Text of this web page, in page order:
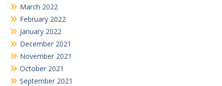
March 2022
February 2022
January 2022
December 2021
November 2021
October 2021
September 2021